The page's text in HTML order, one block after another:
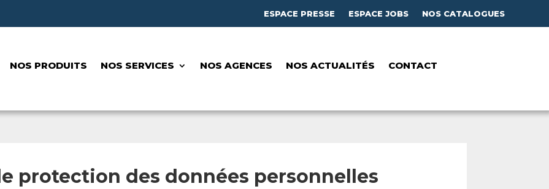
ESPACE PRESSE ESPACE JOBS NOS CATALOGUES
NOS PRODUITS NOS SERVICES NOS AGENCES NOS ACTUALITÉS CONTACT
protection des données personnelles